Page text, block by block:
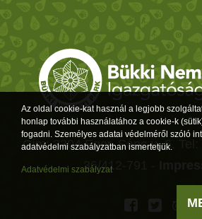
Cím: 3304 Eger, Sánc u. 6. Tel:
36/412-791 -
Az oldal cookie-kat használ a legjobb
honlap további használatához a cookie-k
fogadni. Személyes adatai védelméről szóló
adatvédelmi szabályzatban ismertetjük.
Adatvédelmi szabályzat